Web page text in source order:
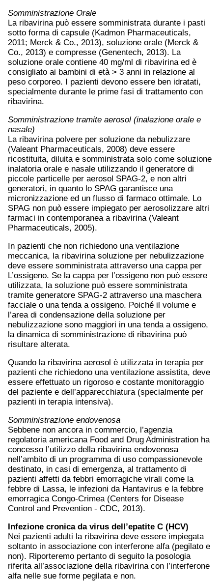
Somministrazione Orale
La ribavirina può essere somministrata durante i pasti
sotto forma di capsule (Kadmon Pharmaceuticals,
2011; Merck & Co., 2013), soluzione orale (Merck &
Co., 2013) e compresse (Genentech, 2013). La
soluzione orale contiene 40 mg/ml di ribavirina ed è
consigliato ai bambini di età > 3 anni in relazione al
peso corporeo. I pazienti devono essere ben idratati,
specialmente durante le prime fasi di trattamento con
ribavirina.
Somministrazione tramite aerosol (inalazione orale e
nasale)
La ribavirina polvere per soluzione da nebulizzare
(Valeant Pharmaceuticals, 2008) deve essere
ricostituita, diluita e somministrata solo come soluzione
inalatoria orale e nasale utilizzando il generatore di
piccole particelle per aerosol SPAG-2, e non altri
generatori, in quanto lo SPAG garantisce una
micronizzazione ed un flusso di farmaco ottimale. Lo
SPAG non può essere impiegato per aerosolizzare altri
farmaci in contemporanea a ribavirina (Valeant
Pharmaceuticals, 2005).
In pazienti che non richiedono una ventilazione
meccanica, la ribavirina soluzione per nebulizzazione
deve essere somministrata attraverso una cappa per
L’ossigeno. Se la cappa per l’ossigeno non può essere
utilizzata, la soluzione può essere somministrata
tramite generatore SPAG-2 attraverso una maschera
facciale o una tenda a ossigeno. Poiché il volume e
l’area di condensazione della soluzione per
nebulizzazione sono maggiori in una tenda a ossigeno,
la dinamica di somministrazione di ribavirina può
risultare alterata.
Quando la ribavirina aerosol è utilizzata in terapia per
pazienti che richiedono una ventilazione assistita, deve
essere effettuato un rigoroso e costante monitoraggio
del paziente e dell’apparecchiatura (specialmente per
pazienti in terapia intensiva).
Somministrazione endovenosa
Sebbene non ancora in commercio, l’agenzia
regolatoria americana Food and Drug Administration ha
concesso l’utilizzo della ribavirina endovenosa
nell’ambito di un programma di uso compassionevole
destinato, in casi di emergenza, al trattamento di
pazienti affetti da febbri emorragiche virali come la
febbre di Lassa, le infezioni da Hantavirus e la febbre
emorragica Congo-Crimea (Centers for Disease
Control and Prevention - CDC, 2013).
Infezione cronica da virus dell’epatite C (HCV)
Nei pazienti adulti la ribavirina deve essere impiegata
soltanto in associazione con interferone alfa (pegilato e
non). Riporteremo pertanto di seguito la posologia
riferita all’associazione della ribavirina con l’interferone
alfa nelle sue forme pegilata e non.